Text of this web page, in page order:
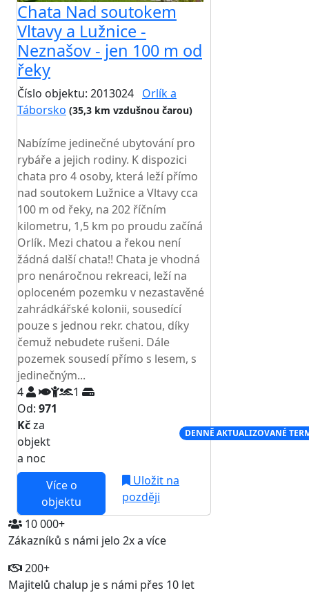
Chata Nad soutokem
Vltavy a Lužnice -
Neznašov - jen 100 m od
řeky
Číslo objektu: 2013024 Orlík a
Táborsko (35,3 km vzdušnou čarou)
Nabízíme jedinečné ubytování pro
rybáře a jejich rodiny. K dispozici
chata pro 4 osoby, která leží přímo
nad soutokem Lužnice a Vltavy cca
100 m od řeky, na 202 říčním
kilometru, 1,5 km po proudu začíná
Orlík. Mezi chatou a řekou není
žádná další chata!! Chata je vhodná
pro nenáročnou rekreaci, leží na
oploceném pozemku v nezastavěné
zahrádkářské kolonii, sousedící
pouze s jednou rekr. chatou, díky
čemuž nebudete rušeni. Dále
pozemek sousedí přímo s lesem, s
jedinečným...
4
1
Od: 971
Kčza
objekt
a noc
DENNĚ AKTUALIZOVANÉ
Více o
objektu
Uložit na
později
10 000+
Zákazníků s námi jelo 2x a více
200+
Majitelů chalup je s námi přes 10 let